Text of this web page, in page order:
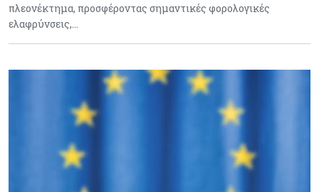
πλεονέκτημα, προσφέροντας σημαντικές φορολογικές
ελαφρύνσεις,…